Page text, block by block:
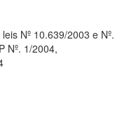
Nº 10.639/2003 e Nº.
Nº. 1/2004,